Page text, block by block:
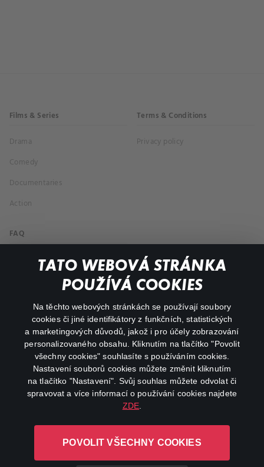
TATO WEBOVÁ STRÁNKA
POUŽÍVÁ COOKIES
Na těchto webových stránkách se používají soubory
cookies či jiné identifikátory z funkčních, statistických
a marketingových důvodů, jakož i pro účely zobrazování
personalizovaného obsahu. Kliknutím na tlačítko "Povolit
všechny cookies" souhlasíte s používáním cookies.
Nastavení souborů cookies můžete změnit kliknutím
na tlačítko "Nastavení". Svůj souhlas můžete odvolat či
spravovat a více informací o používání cookies najdete
ZDE
POVOLIT VŠECHNY COOKIES
Films & Series
Drama
Comedy
Documentaries
Action
Terms & Conditions
Privacy policy
FAQ
My profile
facebookinstagram
youtube
L-1246 Luxembourg R.C.S.